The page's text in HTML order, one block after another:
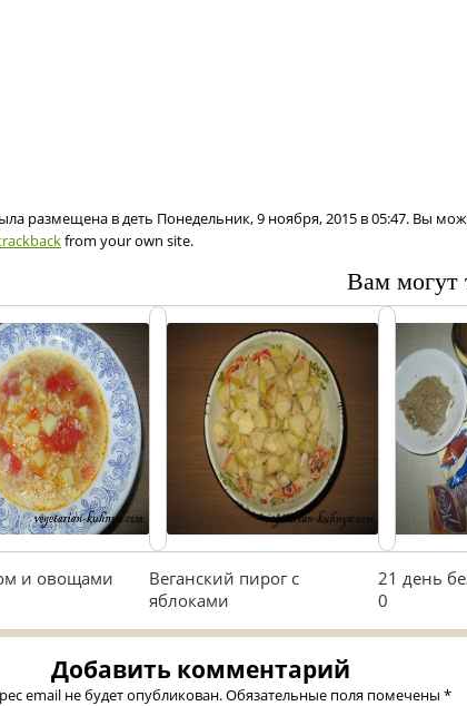
размещена в деть Понедельник, 9 ноября, 2015 в 05:47. Вы
from your own site.
Вам могут
и овощами
Веганский пирог с
яблоками
21 день
0
Добавить комментарий
email не будет опубликован.Обязательные поля помечены *